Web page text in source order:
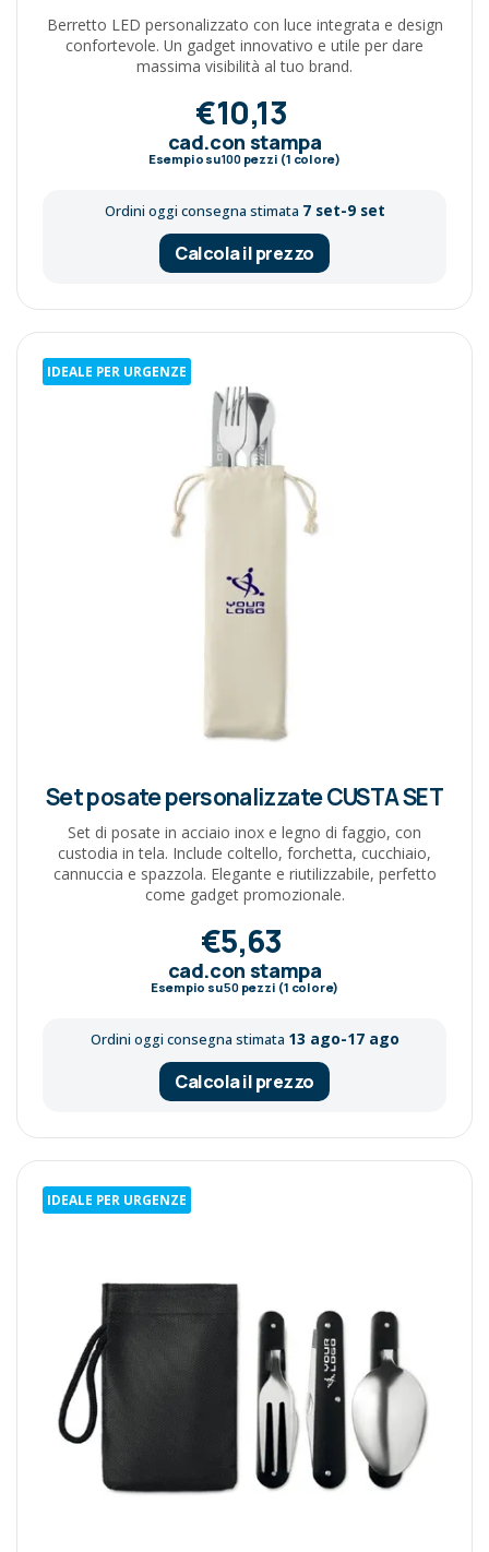
Berretto LED personalizzato con luce integrata e design
confortevole. Un gadget innovativo e utile per dare
massima visibilità al tuo brand.
€10,13
cad.con stampa
Esempio su100pezzi (1 colore)
Ordini oggi consegna stimata 7 set-9 set
Calcola il prezzo
IDEALE PER URGENZE
Set posate personalizzate CUSTA SET
Set di posate in acciaio inox e legno di faggio, con
custodia in tela. Include coltello, forchetta, cucchiaio,
cannuccia e spazzola. Elegante e riutilizzabile, perfetto
come gadget promozionale.
€5,63
cad.con stampa
Esempio su50pezzi (1 colore)
Ordini oggi consegna stimata 13 ago-17 ago
Calcola il prezzo
IDEALE PER URGENZE